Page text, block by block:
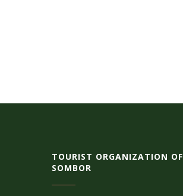
TOURIST ORGANIZATION OF
SOMBOR